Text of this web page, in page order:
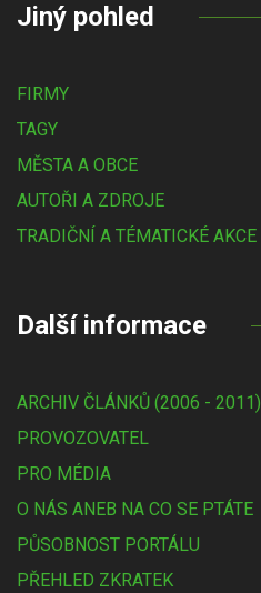
Jiný pohled
FIRMY
TAGY
MĚSTA A OBCE
AUTOŘI A ZDROJE
TRADIČNÍ A TÉMATICKÉ AKCE
Další informace
ARCHIV ČLÁNKŮ (2006 - 2011)
PROVOZOVATEL
PRO MÉDIA
O NÁS ANEB NA CO SE PTÁTE
PŮSOBNOST PORTÁLU
PŘEHLED ZKRATEK